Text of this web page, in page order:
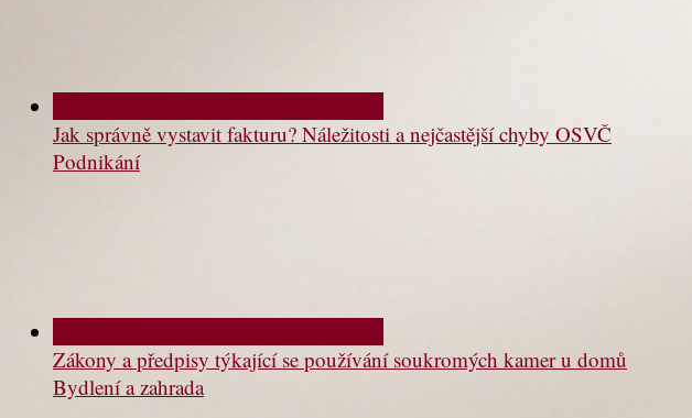
Jak správně vystavit fakturu? Náležitosti a nejčastější chyby OSVČ
Podnikání
Zákony a předpisy týkající se používání soukromých kamer u domů
Bydlení a zahrada